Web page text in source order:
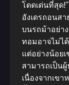
โดดเด่นที่สุด!”
อังเดรถอนส
บนรถม้าอย่าง
ทอมอาจไม่ไ
แต่อย่างน้อยเ
สามารถเป็น
เนื่องจากเขา